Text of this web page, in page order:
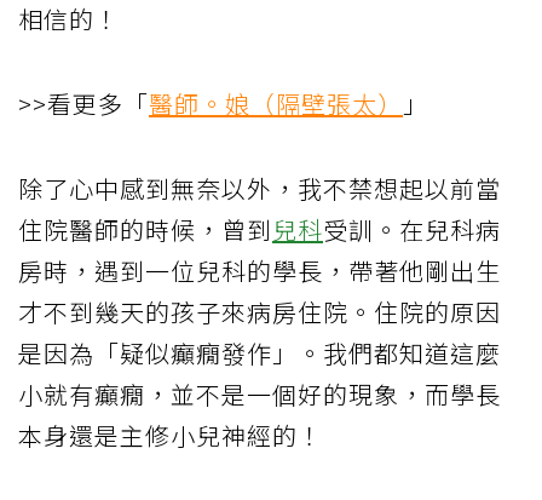
相信的！
>>看更多「醫師。娘（隔壁張太） 」
除了心中感到無奈以外，我不禁想起以前當
住院醫師的時候，曾到 兒科受訓。在兒科病
房時，遇到一位兒科的學長，帶著他剛出生
才不到幾天的孩子來病房住院。住院的原因
是因為「疑似癲癇發作」。我們都知道這麼
小就有癲癇，並不是一個好的現象，而學長
本身還是主修小兒神經的！